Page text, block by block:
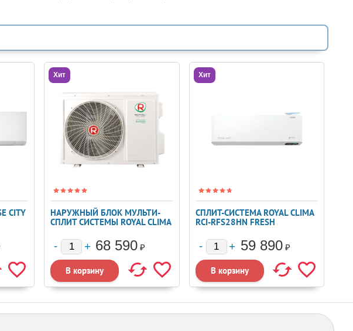
CITY
Хит
НАРУЖНЫЙ БЛОК МУЛЬТИ-
СПЛИТ СИСТЕМЫ ROYAL CLIMA
68 590 ₽
Хит
СПЛИТ-СИСТЕМА ROYAL CLIMA
RCI-RFS28HN FRESH
59 890 ₽